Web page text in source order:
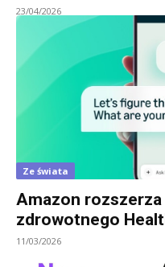
23/04/2026
Ze świata
Amazon
zdrowotnego
11/03/2026